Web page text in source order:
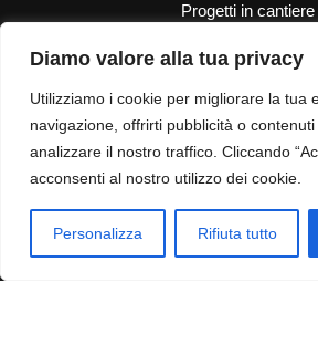
Diamo valore alla tua privacy
Utilizziamo i cookie per migliorare la tua
navigazione, offrirti pubblicità o
analizzare il nostro traffico. Cliccando
acconsenti al nostro utilizzo dei cookie.
Personalizza Rifiuta tutto
Progetti in cantiere
Le nostre donazioni
Contatti
Contatti
Privacy Policy
Cookie Policy